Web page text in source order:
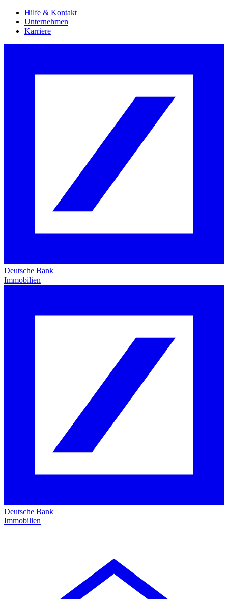
Hilfe & Kontakt
Unternehmen
Karriere
Deutsche Bank
Immobilien
Deutsche Bank
Immobilien